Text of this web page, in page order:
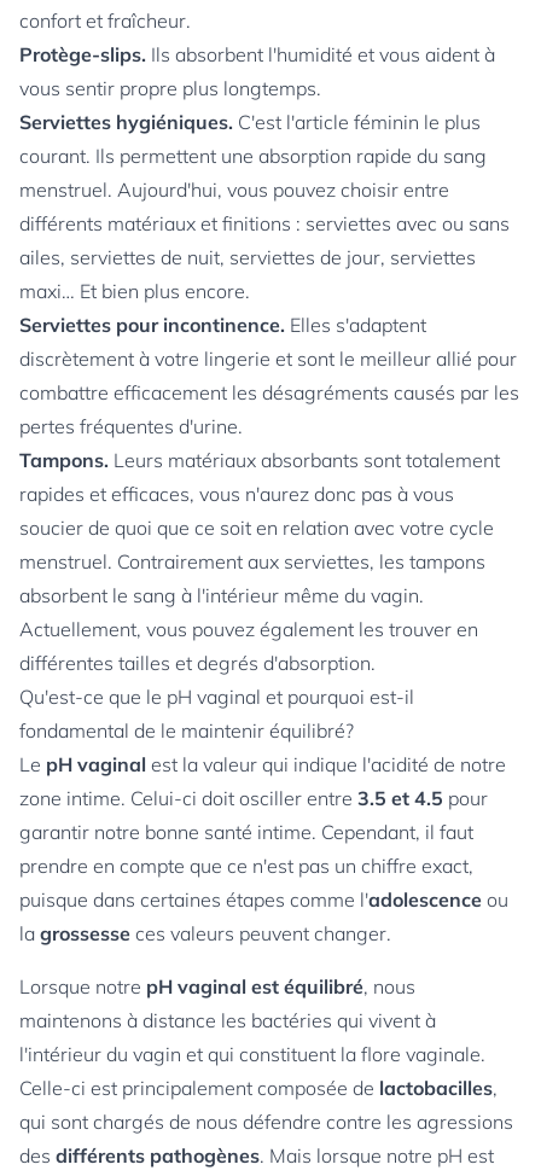
confort et fraîcheur.
Protège-slips. Ils absorbent l'humidité et vous aident à
vous sentir propre plus longtemps.
Serviettes hygiéniques. C'est l'article féminin le plus
courant. Ils permettent une absorption rapide du sang
menstruel. Aujourd'hui, vous pouvez choisir entre
différents matériaux et finitions : serviettes avec ou sans
ailes, serviettes de nuit, serviettes de jour, serviettes
maxi… Et bien plus encore.
Serviettes pour incontinence. Elles s'adaptent
discrètement à votre lingerie et sont le meilleur allié pour
combattre efficacement les désagréments causés par les
pertes fréquentes d'urine.
Tampons. Leurs matériaux absorbants sont totalement
rapides et efficaces, vous n'aurez donc pas à vous
soucier de quoi que ce soit en relation avec votre cycle
menstruel. Contrairement aux serviettes, les tampons
absorbent le sang à l'intérieur même du vagin.
Actuellement, vous pouvez également les trouver en
différentes tailles et degrés d'absorption.
Qu'est-ce que le pH vaginal et pourquoi est-il
fondamental de le maintenir équilibré?
Le pH vaginal est la valeur qui indique l'acidité de notre
zone intime. Celui-ci doit osciller entre 3.5 et 4.5 pour
garantir notre bonne santé intime. Cependant, il faut
prendre en compte que ce n'est pas un chiffre exact,
puisque dans certaines étapes comme l'adolescence ou
la grossesse ces valeurs peuvent changer.
Lorsque notre pH vaginal est équilibré, nous
maintenons à distance les bactéries qui vivent à
l'intérieur du vagin et qui constituent la flore vaginale.
Celle-ci est principalement composée de lactobacilles,
qui sont chargés de nous défendre contre les agressions
des différents pathogènes. Mais lorsque notre pH est